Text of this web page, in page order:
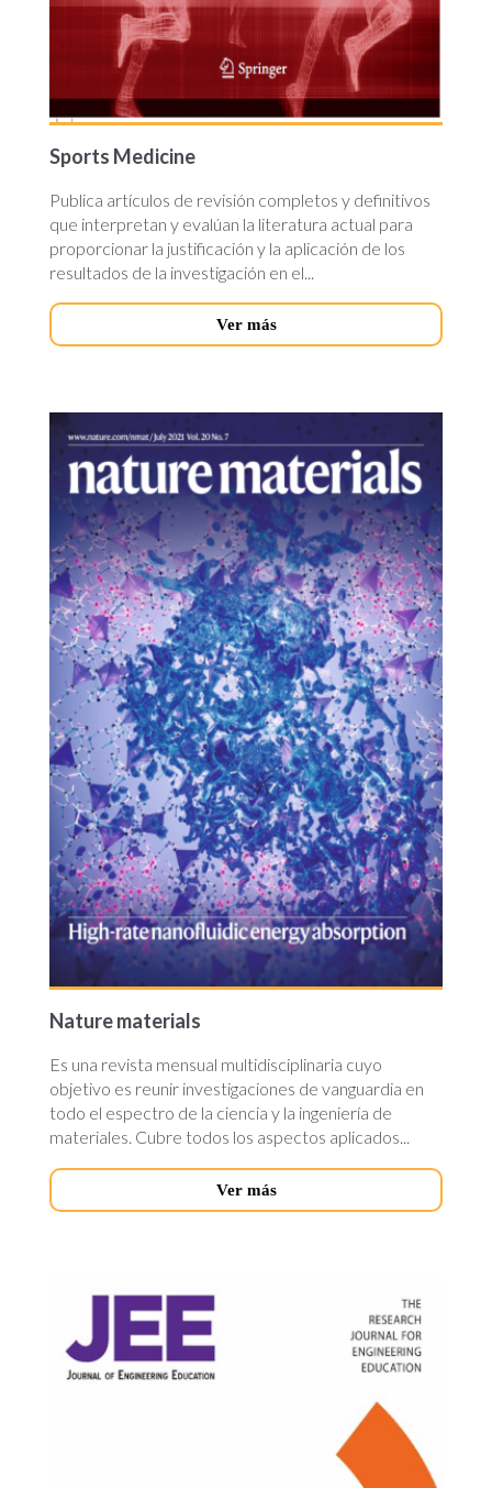
Sports Medicine
Publica artículos de revisión completos y definitivos
que interpretan y evalúan la literatura actual para
proporcionar la justificación y la aplicación de los
resultados de la investigación en el...
Ver más
nature-
materials.jpg
Nature materials
Es una revista mensual multidisciplinaria cuyo
objetivo es reunir investigaciones de vanguardia en
todo el espectro de la ciencia y la ingeniería de
materiales. Cubre todos los aspectos aplicados...
Ver más
journal-
engineering-
education.jpg